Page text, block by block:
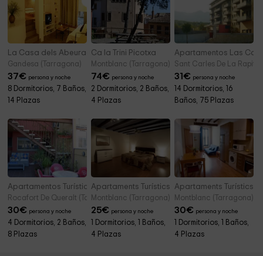
La Casa dels Abeuradors
Gandesa (Tarragona)
37€ persona y noche
8 Dormitorios, 7 Baños,
14 Plazas
Ca la Trini Picotxa
Montblanc (Tarragona)
74€ persona y noche
2 Dormitorios, 2 Baños,
4 Plazas
Apartamentos Las
Sant Carles De La Rapita
31€ persona y noche
14 Dormitorios, 16
Baños, 75 Plazas
Apartamentos Turísticos Mircla
Rocafort De Queralt (Tarragona)
30€ persona y noche
4 Dormitorios, 2 Baños,
8 Plazas
Apartaments Turístics El Jaç- Barrambau
Montblanc (Tarragona)
25€ persona y noche
1 Dormitorios, 1 Baños,
4 Plazas
Apartaments Turístics
Montblanc (Tarragona)
30€ persona y noche
1 Dormitorios, 1 Baños,
4 Plazas